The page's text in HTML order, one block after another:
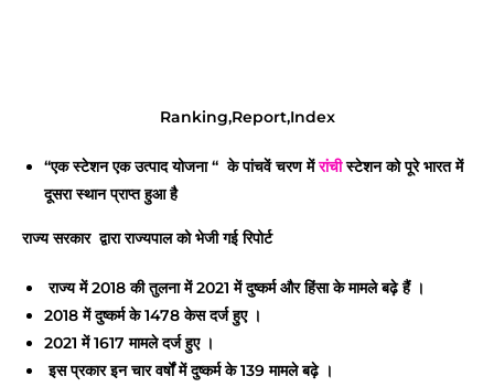
Ranking,Report,Index
“एक स्टेशन एक उत्पाद योजना “ के पांचवें चरण मेंरांचीस्टेशनको पूरे भारत में
दूसरा स्थानप्राप्त हुआ है
राज्य सरकार द्वारा राज्यपाल को भेजी गई रिपोर्ट
राज्य में 2018 की तुलना में 2021 में दुष्कर्म और हिंसा के मामले बढ़े हैं ।
2018 में दुष्कर्म के 1478 केस दर्ज हुए ।
2021 में 1617 मामले दर्ज हुए ।
इस प्रकार इनचार वर्षों में दुष्कर्म के 139मामले बढ़े ।